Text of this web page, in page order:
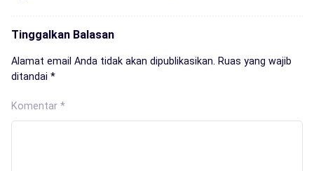
Tinggalkan Balasan
Alamat email Anda tidak akan dipublikasikan.
Ruas yang wajib
ditandai *
Komentar *